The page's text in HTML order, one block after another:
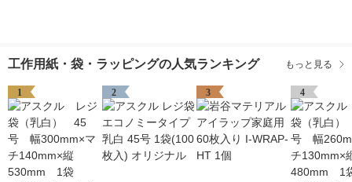
工作用紙・袋・ラッピングの人気ランキング もっと見る
1 2 3 4